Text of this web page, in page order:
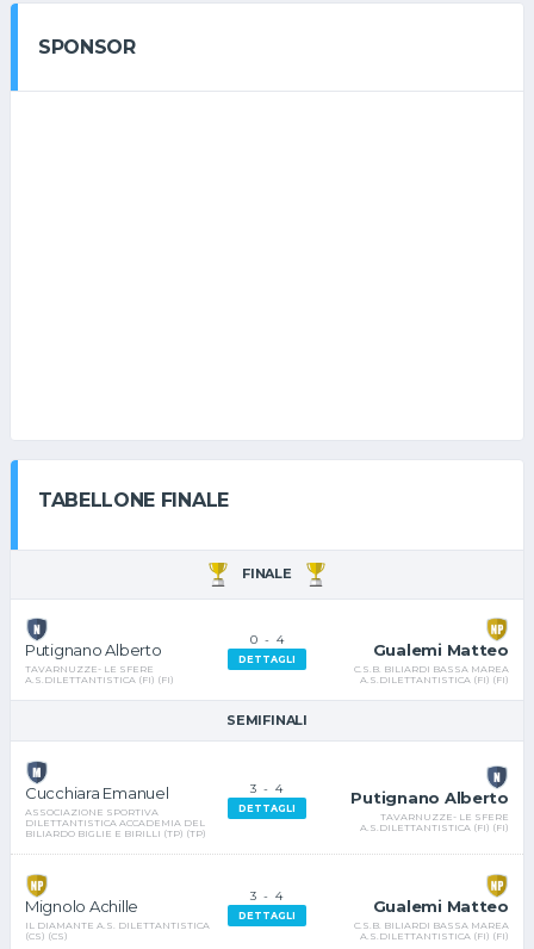
SPONSOR
TABELLONE FINALE
FINALE
Putignano Alberto
TAVARNUZZE- LE SFERE
A.S.DILETTANTISTICA (FI) (FI)
0- 4
DETTAGLI
Gualemi Matteo
C.S.B. BILIARDI BASSA MAREA
A.S.DILETTANTISTICA (FI) (FI)
SEMIFINALI
Cucchiara Emanuel
ASSOCIAZIONE SPORTIVA
DILETTANTISTICA ACCADEMIA DEL
BILIARDO BIGLIE E BIRILLI (TP) (TP)
3 -4
DETTAGLI
Putignano Alberto
TAVARNUZZE- LE SFERE
A.S.DILETTANTISTICA (FI) (FI)
Mignolo Achille
IL DIAMANTE A.S. DILETTANTISTICA
(CS) (CS)
3 -4
DETTAGLI
Gualemi Matteo
C.S.B. BILIARDI BASSA MAREA
A.S.DILETTANTISTICA (FI) (FI)